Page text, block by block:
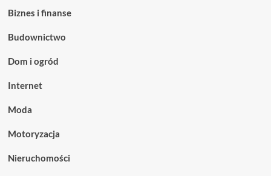
Biznes i finanse
Budownictwo
Dom i ogród
Internet
Moda
Motoryzacja
Nieruchomości